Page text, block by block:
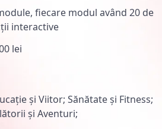
fiecare modul având 20 de
interactive
lei
și Viitor; Sănătate și Fitness;
și Aventuri;